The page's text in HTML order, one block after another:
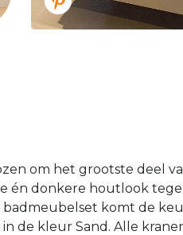
om het grootste deel
én donkere houtlook
komt de
de kleur Sand. Alle